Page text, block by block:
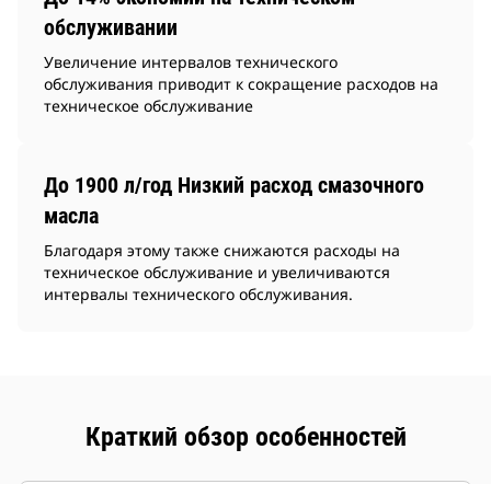
обслуживании
Увеличение интервалов технического
обслуживания приводит к сокращение расходов на
техническое обслуживание
До 1900 л/год Низкий расход смазочного
масла
Благодаря этому также снижаются расходы на
техническое обслуживание и увеличиваются
интервалы технического обслуживания.
Краткий обзор особенностей